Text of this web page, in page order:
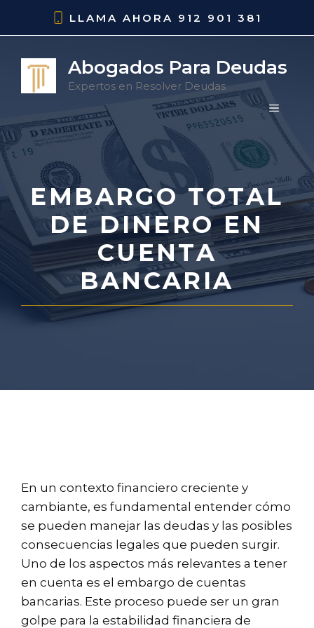
LLAMA AHORA 912 901 381
Abogados Para Deudas
Expertos en Resolver Deudas
MENÚ
EMBARGO TOTAL
DE DINERO EN
CUENTA
BANCARIA
En un contexto financiero creciente y
cambiante, es fundamental entender cómo
se pueden manejar las deudas y las posibles
consecuencias legales que pueden surgir.
Uno de los aspectos más relevantes a tener
en cuenta es el embargo de cuentas
bancarias. Este proceso puede ser un gran
golpe para la estabilidad financiera de